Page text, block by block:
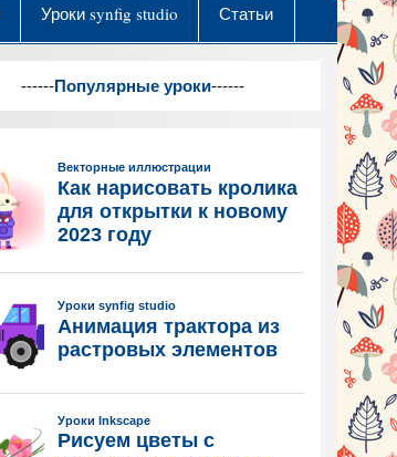
Уроки synfig studio Статьи
------Популярные уроки------